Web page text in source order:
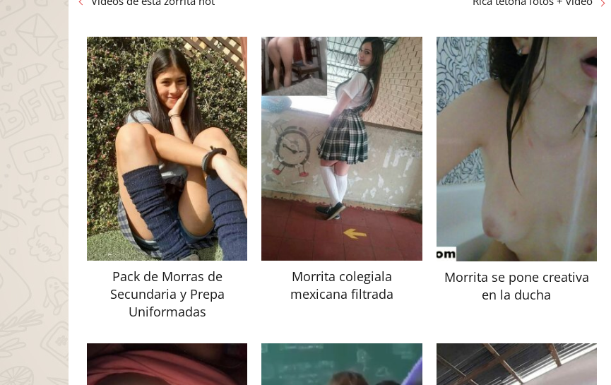
Pack de Morras de
Secundaria y Prepa
Uniformadas
Morrita colegiala
mexicana filtrada
Morrita se pone creativa
en la ducha